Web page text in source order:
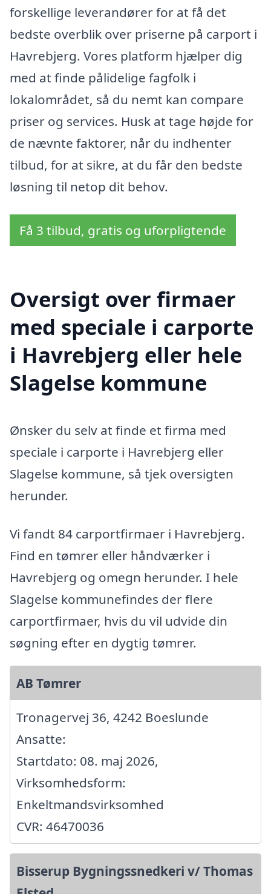
forskellige leverandører for at få det
bedste overblik over priserne på carport i
Havrebjerg. Vores platform hjælper dig
med at finde pålidelige fagfolk i
lokalområdet, så du nemt kan compare
priser og services. Husk at tage højde for
de nævnte faktorer, når du indhenter
tilbud, for at sikre, at du får den bedste
løsning til netop dit behov.
Få 3 tilbud, gratis og uforpligtende
Oversigt over firmaer
med speciale i carporte
i Havrebjerg eller hele
Slagelse kommune
Ønsker du selv at finde et firma med
speciale i carporte i Havrebjerg eller
Slagelse kommune, så tjek oversigten
herunder.
Vi fandt 84 carportfirmaer i Havrebjerg.
Find en tømrer eller håndværker i
Havrebjerg og omegn herunder. I hele
Slagelse kommunefindes der flere
carportfirmaer, hvis du vil udvide din
søgning efter en dygtig tømrer.
AB Tømrer
Tronagervej 36, 4242 Boeslunde
Ansatte:
Startdato: 08. maj 2026,
Virksomhedsform:
Enkeltmandsvirksomhed
CVR: 46470036
Bisserup Bygningssnedkeri v/ Thomas